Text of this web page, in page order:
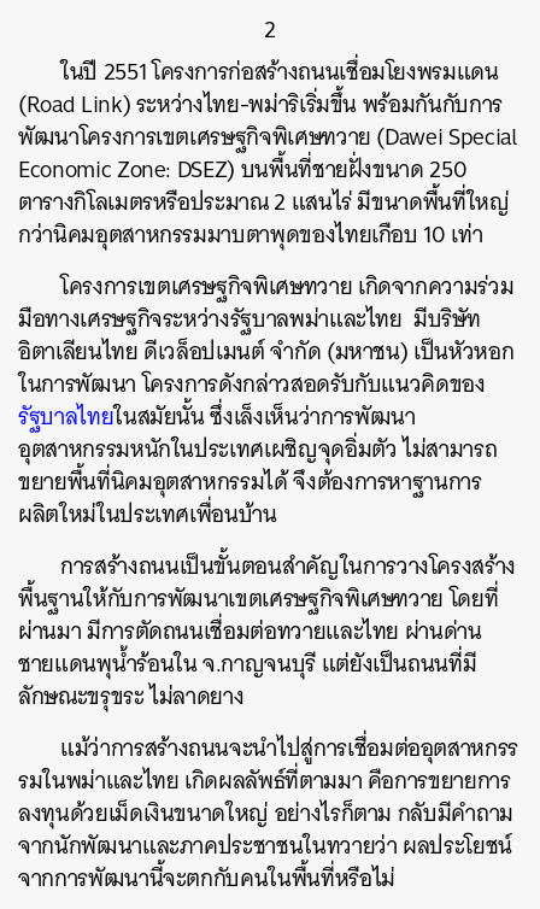
2
ในปี​ 2551 โครงการก่อสร้างถนนเชื่อมโยงพรมแดน
(Road Link) ระหว่างไทย-พม่าริเริ่มขึ้น พร้อมกันกับการ
พัฒนาโครงการเขตเศรษฐกิจพิเศษทวาย (Dawei Special
Economic Zone: DSEZ) บนพื้นที่ชายฝั่งขนาด 250
ตารางกิโลเมตรหรือประมาณ 2 แสนไร่ มีขนาดพื้นที่ใหญ่
กว่านิคมอุตสาหกรรมมาบตาพุดของไทยเกือบ 10 เท่า
โครงการเขตเศรษฐกิจพิเศษทวาย เกิดจากความร่วม
มือทางเศรษฐกิจระหว่างรัฐบาลพม่าและไทย มีบริษัท
อิตาเลียนไทย ดีเวล็อปเมนต์ จำกัด (มหาชน) เป็นหัวหอก
ในการพัฒนา โครงการดังกล่าวสอดรับกับแนวคิดของ
รัฐบาลไทยในสมัยนั้น ซึ่งเล็งเห็นว่าการพัฒนา
อุตสาหกรรมหนักในประเทศเผชิญจุดอิ่มตัว ไม่สามารถ
ขยายพื้นที่นิคมอุตสาหกรรมได้ จึงต้องการหาฐานการ
ผลิตใหม่ในประเทศเพื่อนบ้าน
การสร้างถนนเป็นขั้นตอนสำคัญในการวางโครงสร้าง
พื้นฐานให้กับการพัฒนาเขตเศรษฐกิจพิเศษทวาย โดยที่
ผ่านมา มีการตัดถนนเชื่อมต่อทวายและไทย ผ่านด่าน
ชายแดนพุน้ำร้อนใน จ.กาญจนบุรี แต่ยังเป็นถนนที่มี
ลักษณะขรุขระ ไม่ลาดยาง
แม้ว่าการสร้างถนนจะนำไปสู่การเชื่อมต่ออุตสาหกรร
รมในพม่าและไทย เกิดผลลัพธ์ที่ตามมา คือการขยายการ
ลงทุนด้วยเม็ดเงินขนาดใหญ่ อย่างไรก็ตาม กลับมีคำถาม
จากนักพัฒนาและภาคประชาชนในทวายว่า ผลประโยชน์
จากการพัฒนานี้จะตกกับคนในพื้นที่หรือไม่